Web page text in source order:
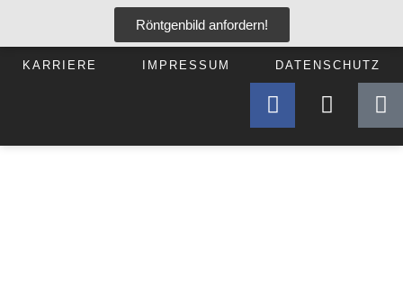
Röntgenbild anfordern!
KARRIERE IMPRESSUM DATENSCHUTZ